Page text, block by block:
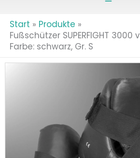
Start
Produkte
Fußschützer SUPERFIGHT 3000
Farbe: schwarz, Gr. S